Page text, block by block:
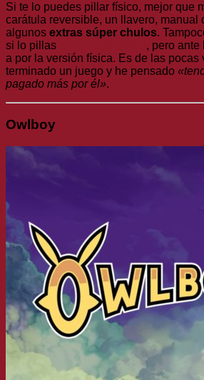
Si te lo puedes pillar físico, mejor que
carátula reversible, un llavero, manual
algunos extras súper chulos.
si lo pillas
, pero ante
a por la versión física. Es de las pocas
terminado un juego y he pensado
pagado más por él».
Owlboy